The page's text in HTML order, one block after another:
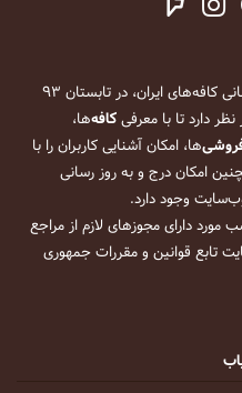
کافه‌یاب به عنوان مرجع معرفی و اطلاع‌رسانی کافه‌های ایران، در تابستان ۹۳
دارد تا با معرفیکافه‌ها،
‌ها، امکان آشنایی کاربران را با
امکان درج و به روز رسانی
وجود دارد.
دارای مجوزهای لازم از مراجع
تابع قوانین و مقررات جمهوری